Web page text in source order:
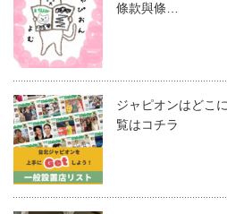
條款與條…
ジャピオンはどこ
覧はコチラ